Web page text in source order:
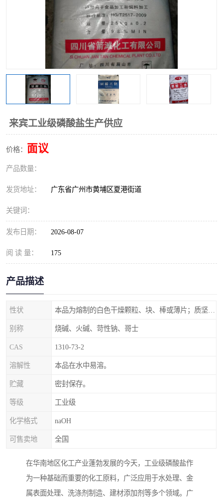
来宾工业级磷酸盐生产供应
价格： 面议
产品数量：
发货地址： 广东省广州市黄埔区夏港街道
关键词：
发布日期： 2026-08-07
阅 读 量： 175
产品描述
性状
别称 烧碱、火碱、苛性钠、哥士
CAS 1310-73-2
溶解性 本品在水中易溶。
贮藏 密封保存。
等级 工业级
化学格式 naOH
可售卖地 全国
在华南地区化工产业蓬勃发展的今天，工业级磷酸盐作
为一种基础而重要的化工原料，广泛应用于水处理、金
属表面处理、洗涤剂制造、建材添加剂等多个领域。广
磷酸二氢钾
磷酸氢二钾 三聚磷酸钠
工业白糖
过硫酸钠
尿素
聚合硫酸铁 磷酸二氢钠
大苏打